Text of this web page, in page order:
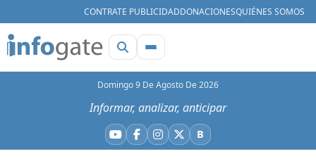
CONTRATE PUBLICIDADDONACIONESQUIÉNES SOMOS
Domingo 9 De Agosto De 2026
Informar, analizar, anticipar
YouTube
Facebook
Instagram
X BBluesky